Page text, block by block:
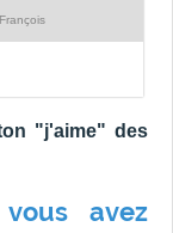
"j'aime" des
avez